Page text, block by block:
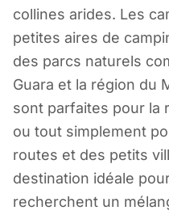
collines arides. Les
petites aires de
des parcs naturels
Guara et la région du
sont parfaites pour la
ou tout simplement
routes et des petits
destination idéale
recherchent un